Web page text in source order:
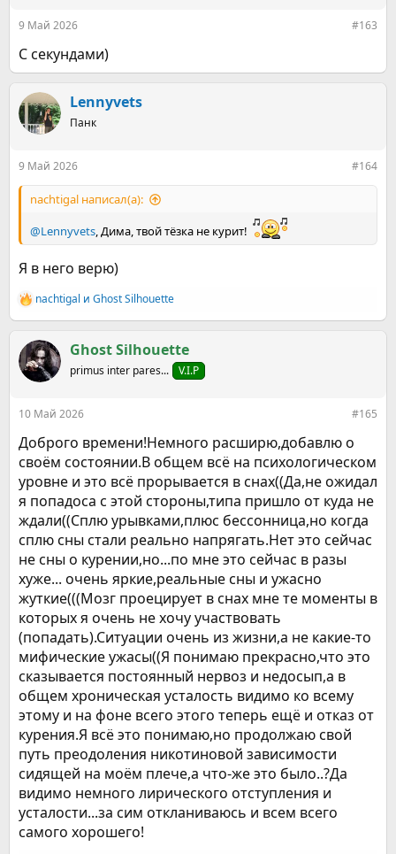
9 Май 2026 #163
С секундами)
Lennyvets
Панк
9 Май 2026 #164
nachtigal написал(а):
@Lennyvets, Дима, твой тёзка не курит!
Я в него верю)
Р
е
к
ц
и
nachtigal и Ghost Silhouette
Ghost Silhouette
primus inter pares... V.I.P
10 Май 2026 #165
Доброго времени!Немного расширю,добавлю о
своём состоянии.В общем всё на психологическом
уровне и это всё прорывается в снах((Да,не ожидал
я попадоса с этой стороны,типа пришло от куда не
ждали((Сплю урывками,плюс бессонница,но когда
сплю сны стали реально напрягать.Нет это сейчас
не сны о курении,но...по мне это сейчас в разы
хуже... очень яркие,реальные сны и ужасно
жуткие(((Мозг проецирует в снах мне те моменты в
которых я очень не хочу участвовать
(попадать).Ситуации очень из жизни,а не какие-то
мифические ужасы((Я понимаю прекрасно,что это
сказывается постоянный нервоз и недосып,а в
общем хроническая усталость видимо ко всему
этому и на фоне всего этого теперь ещё и отказ от
курения.Я всё это понимаю,но продолжаю свой
путь преодоления никотиновой зависимости
сидящей на моём плече,а что-же это было..?Да
видимо немного лирического отступления и
усталости...за сим откланиваюсь и всем всего
самого хорошего!